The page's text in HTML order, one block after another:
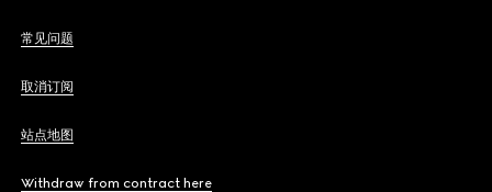
常见问题
取消订阅
站点地图
Withdraw from contract here